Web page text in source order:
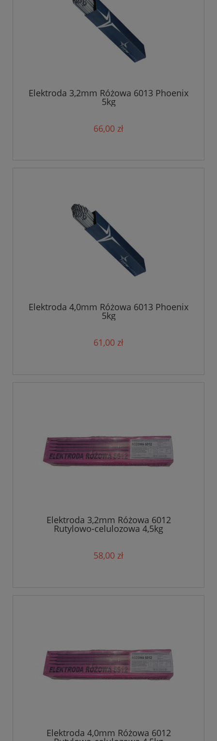
Elektroda 3,2mm Różowa 6013 Phoenix
5kg
66,00 zł
Elektroda 4,0mm Różowa 6013 Phoenix
5kg
61,00 zł
Elektroda 3,2mm Różowa 6012
Rutylowo-celulozowa 4,5kg
58,00 zł
Elektroda 4,0mm Różowa 6012